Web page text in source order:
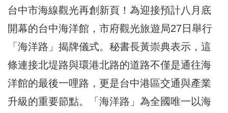
台中市海線觀光再創新頁！為迎接預計八月底
開幕的台中海洋館，市府觀光旅遊局27日舉行
「海洋路」揭牌儀式。秘書長黃崇典表示，這
條連接北堤路與環港北路的道路不僅是通往海
洋館的最後一哩路，更是台中港區交通與產業
升級的重要節點。「海洋路」為全國唯一以海